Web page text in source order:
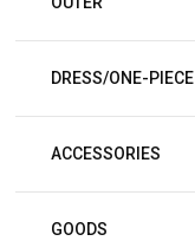
DRESS/ONE-PIECE
ACCESSORIES
GOODS